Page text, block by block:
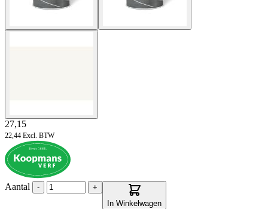
27,15
22,44 Excl. BTW
Aantal -
+
In Winkelwagen